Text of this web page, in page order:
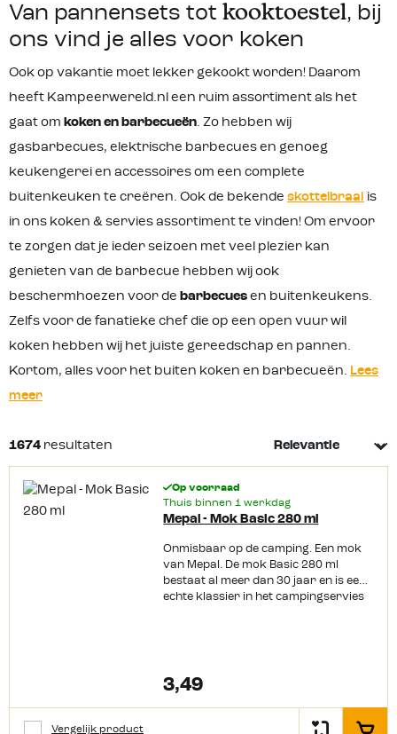
Van pannensets tot kooktoestel, bij
ons vind je alles voor koken
Ook op vakantie moet lekker gekookt worden! Daarom
heeft Kampeerwereld.nl een ruim assortiment als het
gaat om koken en barbecueën. Zo hebben wij
gasbarbecues, elektrische barbecues en genoeg
keukengerei en accessoires om een complete
buitenkeuken te creëren. Ook de bekende skottelbraai is
in ons koken & servies assortiment te vinden! Om ervoor
te zorgen dat je ieder seizoen met veel plezier kan
genieten van de barbecue hebben wij ook
beschermhoezen voor de barbecues en buitenkeukens.
Zelfs voor de fanatieke chef die op een open vuur wil
koken hebben wij het juiste gereedschap en pannen.
Kortom, alles voor het buiten koken en barbecueën. Lees
meer
1674 resultaten
Op voorraad
Thuis binnen 1 werkdag
Mepal - Mok Basic 280 ml
Onmisbaar op de camping. Een mok
van Mepal. De mok Basic 280 ml
bestaat al meer dan 30 jaar en is een
echte klassier in het campingservies
3,49
Vergelijk product